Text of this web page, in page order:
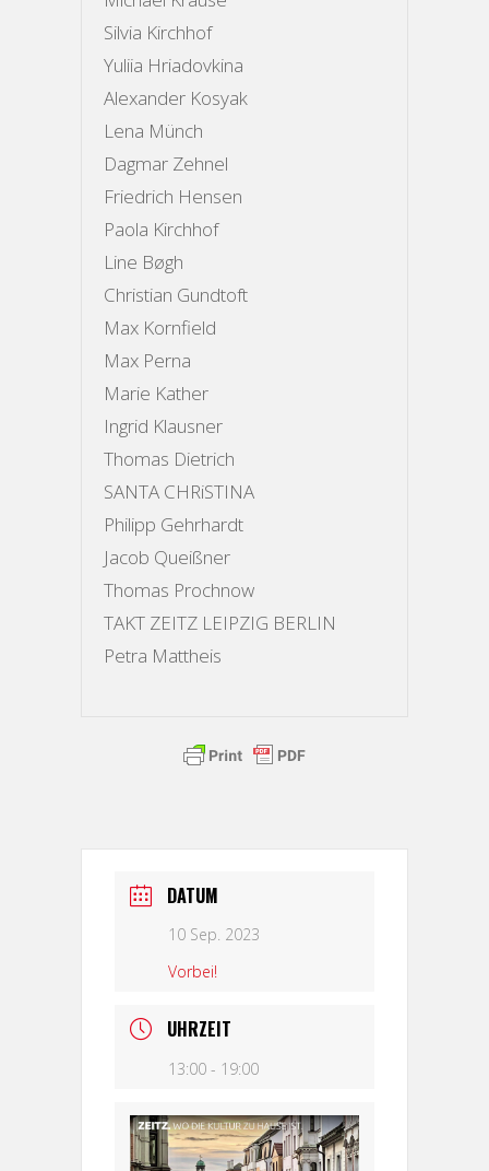
Silvia Kirchhof
Yuliia Hriadovkina
Alexander Kosyak
Lena Münch
Dagmar Zehnel
Friedrich Hensen
Paola Kirchhof
Line Bøgh
Christian Gundtoft
Max Kornfield
Max Perna
Marie Kather
Ingrid Klausner
Thomas Dietrich
SANTA CHRiSTINA
Philipp Gehrhardt
Jacob Queißner
Thomas Prochnow
TAKT ZEITZ LEIPZIG BERLIN
Petra Mattheis
DATUM
10 Sep. 2023
Vorbei!
UHRZEIT
13:00 - 19:00